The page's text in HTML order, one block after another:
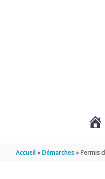
Accueil Démarches Permis